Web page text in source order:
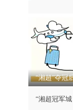
“湘超”夺冠
“湘超冠军